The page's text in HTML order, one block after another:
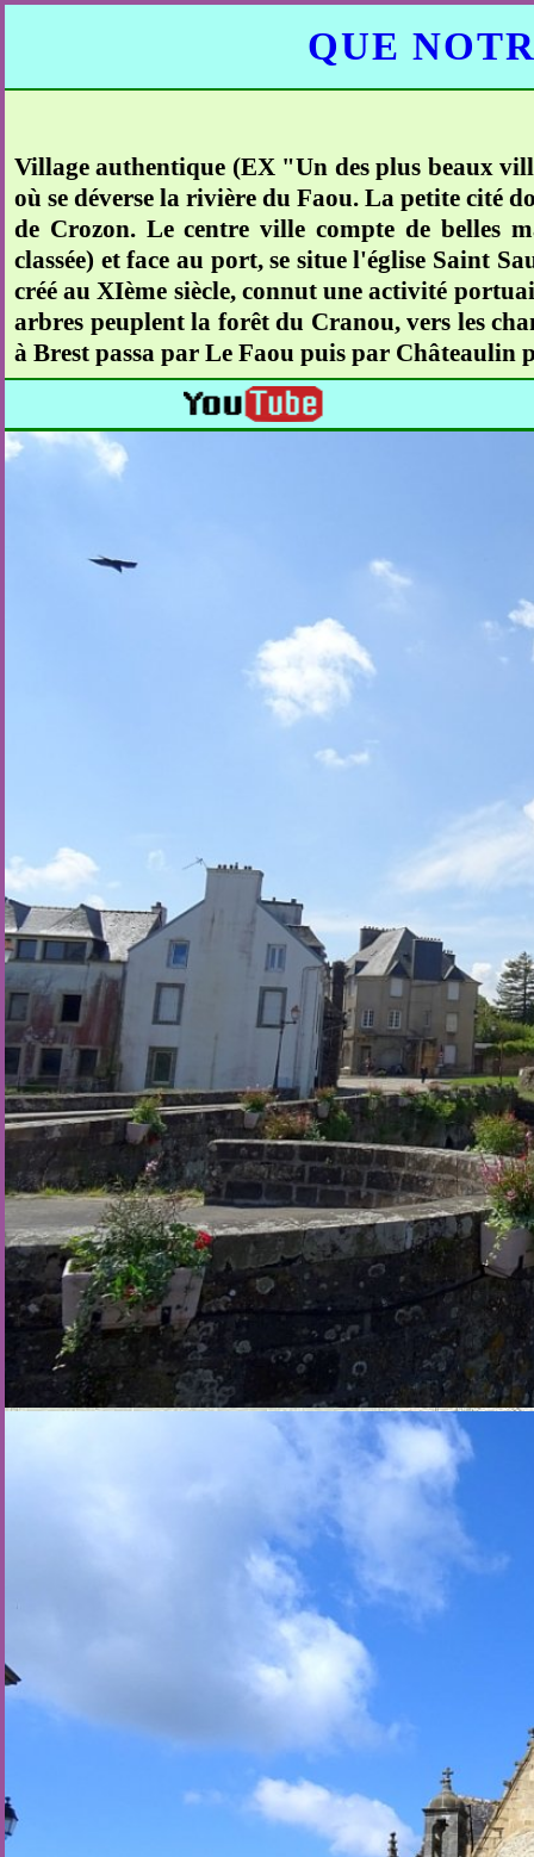
QUE
Village authentique (EX "Un des plus beaux
où se déverse la rivière du Faou. La petite cité
de Crozon. Le centre ville compte de belles
classée) et face au port, se situe l'église Saint
créé au XIème siècle, connut une activité
arbres peuplent la forêt du Cranou, vers les
à Brest passa par Le Faou puis par Châteaulin